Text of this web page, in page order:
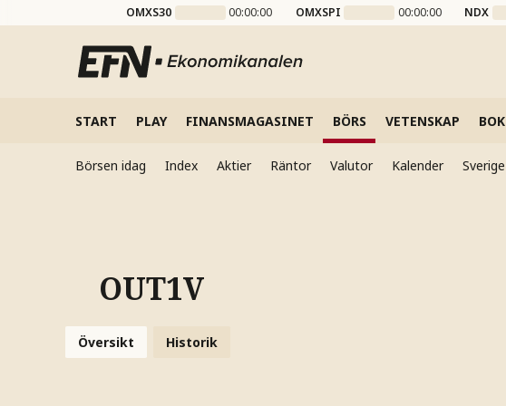
OMXS30 00:00:00 OMXSPI 00:00:00 NDX
START PLAY FINANSMAGASINET BÖRS VETENSKAP BOK
Börsen idag Index Aktier Räntor Valutor Kalender Sverige
OUT1V
Översikt Historik